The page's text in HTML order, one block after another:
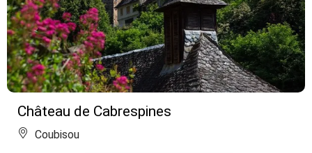
Château de Cabrespines
Coubisou